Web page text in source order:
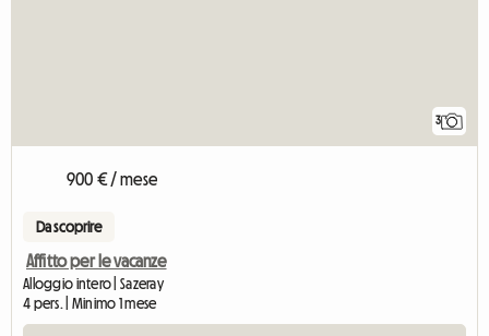
3
900 € / mese
Da scoprire
Affitto per le vacanze
Alloggio intero | Sazeray
4 pers. | Minimo 1 mese